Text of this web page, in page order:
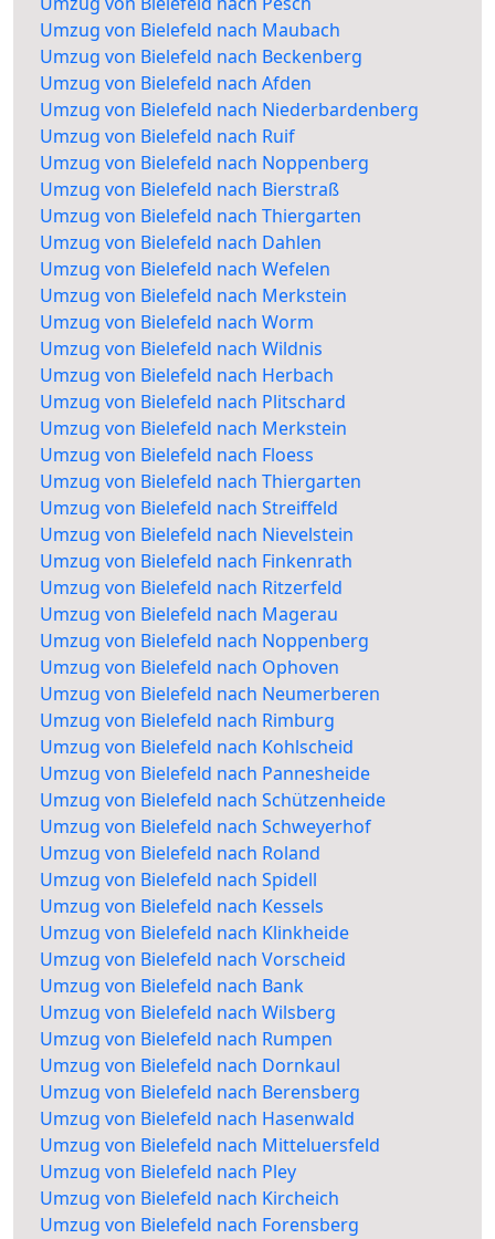
Umzug von Bielefeld nach Maubach
Umzug von Bielefeld nach Beckenberg
Umzug von Bielefeld nach Afden
Umzug von Bielefeld nach Niederbardenberg
Umzug von Bielefeld nach Ruif
Umzug von Bielefeld nach Noppenberg
Umzug von Bielefeld nach Bierstraß
Umzug von Bielefeld nach Thiergarten
Umzug von Bielefeld nach Dahlen
Umzug von Bielefeld nach Wefelen
Umzug von Bielefeld nach Merkstein
Umzug von Bielefeld nach Worm
Umzug von Bielefeld nach Wildnis
Umzug von Bielefeld nach Herbach
Umzug von Bielefeld nach Plitschard
Umzug von Bielefeld nach Merkstein
Umzug von Bielefeld nach Floess
Umzug von Bielefeld nach Thiergarten
Umzug von Bielefeld nach Streiffeld
Umzug von Bielefeld nach Nievelstein
Umzug von Bielefeld nach Finkenrath
Umzug von Bielefeld nach Ritzerfeld
Umzug von Bielefeld nach Magerau
Umzug von Bielefeld nach Noppenberg
Umzug von Bielefeld nach Ophoven
Umzug von Bielefeld nach Neumerberen
Umzug von Bielefeld nach Rimburg
Umzug von Bielefeld nach Kohlscheid
Umzug von Bielefeld nach Pannesheide
Umzug von Bielefeld nach Schützenheide
Umzug von Bielefeld nach Schweyerhof
Umzug von Bielefeld nach Roland
Umzug von Bielefeld nach Spidell
Umzug von Bielefeld nach Kessels
Umzug von Bielefeld nach Klinkheide
Umzug von Bielefeld nach Vorscheid
Umzug von Bielefeld nach Bank
Umzug von Bielefeld nach Wilsberg
Umzug von Bielefeld nach Rumpen
Umzug von Bielefeld nach Dornkaul
Umzug von Bielefeld nach Berensberg
Umzug von Bielefeld nach Hasenwald
Umzug von Bielefeld nach Mitteluersfeld
Umzug von Bielefeld nach Pley
Umzug von Bielefeld nach Kircheich
Umzug von Bielefeld nach Forensberg